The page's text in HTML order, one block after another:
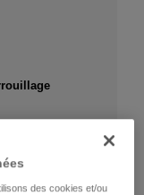
des cookies et/ou